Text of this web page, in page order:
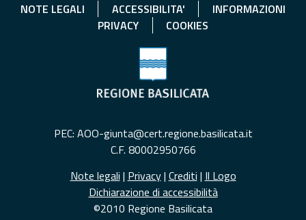
NOTE LEGALI ACCESSIBILITA'
INFORMAZIONI
PRIVACY
COOKIES
PEC: AOO-giunta@cert.regione.basilicata.it
C.F. 80002950766
Note legali | Privacy| Crediti | Il Logo
Dichiarazione di accessibilità
©2010 Regione Basilicata